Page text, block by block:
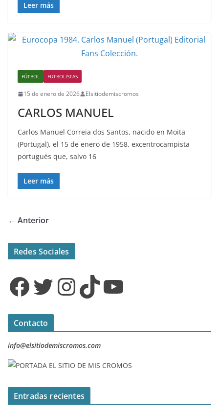
Leer más
FÚTBOL FUTBOLISTAS
15 de enero de 2026 Elsitiodemiscromos
CARLOS MANUEL
Carlos Manuel Correia dos Santos, nacido en Moita
(Portugal), el 15 de enero de 1958, excentrocampista
portugués que, salvo 16
Leer más
← Anterior
Redes Sociales
Facebook Twitter InstagramTikTok YouTube
Contacto
info@elsitiodemiscromos.com
Entradas recientes